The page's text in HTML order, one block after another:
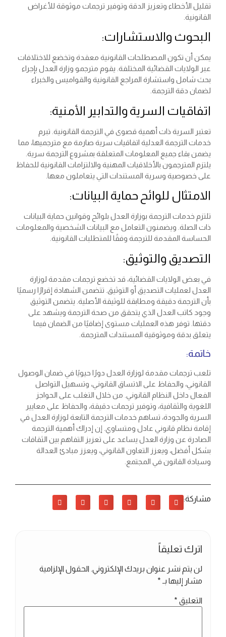
تقليل الأخطاء وتعزيز الدقة وتوفير ترجمات موثوقة للأغراض
القانونية.
البحوث والاستشارات:
يمكن أن تكون المصطلحات القانونية معقدة وتخضع للاختلافات
عبر الولايات القضائية المختلفة. يقوم مترجمو وزارة العدل بإجراء
بحث شامل واستشارة المراجع القانونية والقواميس والخبراء
لضمان دقة الترجمة.
اتفاقيات السرية والتدابير الأمنية:
تعتبر السرية ذات أهمية قصوى في الترجمة القانونية. تبرم
خدمات الترجمة العدلية اتفاقيات سرية صارمة مع مترجميها، مما
يضمن بقاء جميع المعلومات المتعلقة بمشروع الترجمة سرية.
يلتزم المترجمون بالأخلاقيات المهنية والالتزامات القانونية للحفاظ
على خصوصية وسرية المستندات التي يتعاملون معها.
الامتثال للوائح حماية البيانات:
تلتزم خدمات الترجمة بوزارة العدل بلوائح وقوانين حماية البيانات
ذات الصلة. ويضمنون التعامل مع البيانات الشخصية والمعلومات
الحساسة المقدمة للترجمة وفقًا للمتطلبات القانونية.
التصديق والتوثيق:
في بعض الولايات القضائية، قد تخضع ترجمات مقدمة لوزارة
العدل لعمليات التصديق أو التوثيق. تتضمن الشهادة إقرارًا رسميًا
بأن الترجمة دقيقة ومطابقة للوثيقة الأصلية. يتضمن التوثيق
وجود كاتب العدل الذي يتحقق من صحة الترجمة ويشهد على
دقتها. توفر هذه العمليات مستوى إضافيًا من الضمان فيما
يتعلق بدقة وموثوقية المستندات المترجمة.
خاتمة:
تلعب ترجمات مقدمة لوزارة العدل دورًا حيويًا في ضمان الوصول
القانوني، والحفاظ على الاتساق القانوني، وتسهيل التواصل
الفعال داخل النظام القانوني. من خلال التغلب على الحواجز
اللغوية والثقافية، وتوفير ترجمات دقيقة، والحفاظ على معايير
السرية والجودة، تساهم خدمات الترجمة التابعة لوزارة العدل في
إقامة نظام قانوني عادل ومتساوي. إن إدراك أهمية الترجمة
الصادرة عن وزارة العدل يساعد على تعزيز التفاهم بين الثقافات
بشكل أفضل، ويعزز التعاون القانوني، ويعزز مبادئ العدالة
وسيادة القانون في المجتمع.
مشاركة:
اترك تعليقاً
لن يتم نشر عنوان بريدك الإلكتروني. الحقول الإلزامية
مشار إليها بـ *
التعليق *